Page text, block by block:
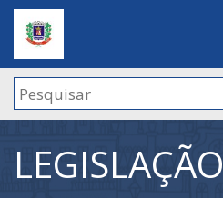
LEGISLAÇÃO